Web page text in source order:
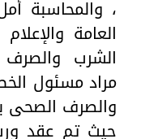
، والمحاسبة
العامة
الشرب
مراد مسئول
والصرف الصحى